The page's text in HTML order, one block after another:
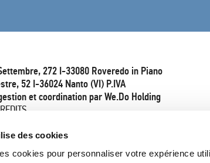
des cookies
cookies pour personnaliser votre expérience
272 I-33080 Roveredo in Piano
52 I-36024 Nanto (VI) P.IVA
et coordination par We.Do Holding